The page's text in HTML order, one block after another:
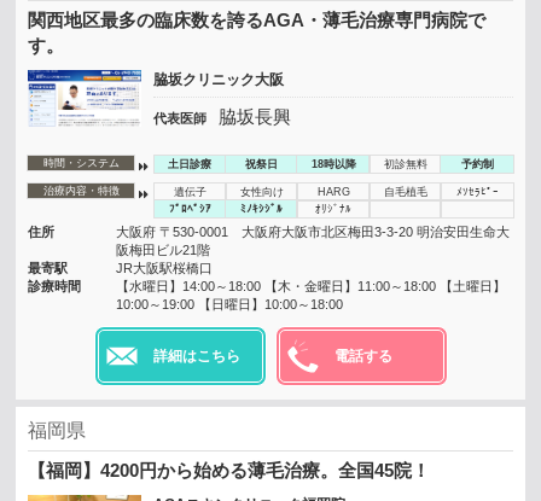
関西地区最多の臨床数を誇るAGA・薄毛治療専門病院で
す。
脇坂クリニック大阪
代表医師 脇坂長興
時間・システム 土日診療 祝祭日 18時以降 初診無料 予約制
治療内容・特徴 遺伝子 女性向け HARG 自毛植毛
ﾒｿｾﾗﾋﾟｰ
ﾌﾟﾛﾍﾟｼｱ
ﾐﾉｷｼｼﾞﾙ ｵﾘｼﾞﾅﾙ
住所
大阪府 〒530-0001 大阪府大阪市北区梅田3-3-20 明治安田生命大
阪梅田ビル21階
最寄駅
JR大阪駅桜橋口
診療時間
【水曜日】14:00～18:00 【木・金曜日】11:00～18:00 【土曜日】
10:00～19:00 【日曜日】10:00～18:00
詳細はこちら 電話する
福岡県
【福岡】4200円から始める薄毛治療。全国45院！